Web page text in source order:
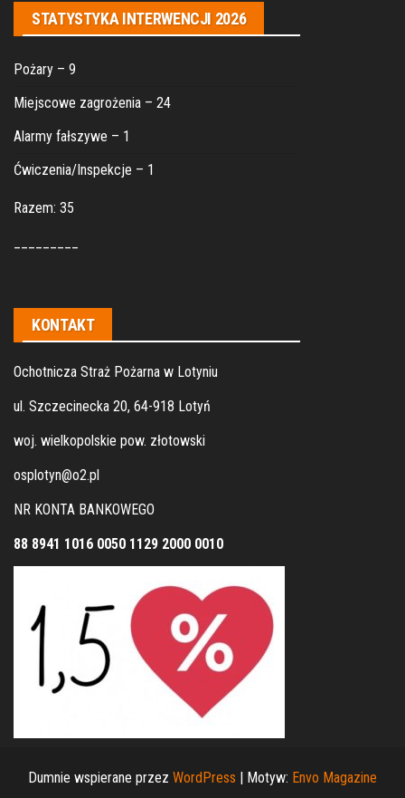
STATYSTYKA INTERWENCJI 2026
Pożary – 9
Miejscowe zagrożenia – 24
Alarmy fałszywe – 1
Ćwiczenia/Inspekcje – 1
Razem: 35
KONTAKT
Ochotnicza Straż Pożarna w Lotyniu
ul. Szczecinecka 20, 64-918 Lotyń
woj. wielkopolskie pow. złotowski
osplotyn@o2.pl
NR KONTA BANKOWEGO
88 8941 1016 0050 1129 2000 0010
Dumnie wspierane przez WordPress | Motyw: Envo Magazine